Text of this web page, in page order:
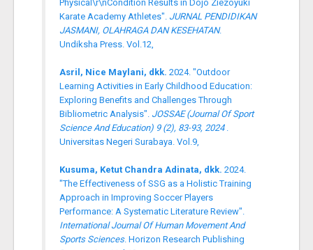
Physical\r\nCondition Results in Dojo Ziezoyuki
Karate Academy Athletes". JURNAL PENDIDIKAN
JASMANI, OLAHRAGA DAN KESEHATAN.
Undiksha Press. Vol.12,
Asril, Nice Maylani, dkk. 2024. "Outdoor
Learning Activities in Early Childhood Education:
Exploring Benefits and Challenges Through
Bibliometric Analysis". JOSSAE (Journal Of Sport
Science And Education) 9 (2), 83-93, 2024 .
Universitas Negeri Surabaya. Vol.9,
Kusuma, Ketut Chandra Adinata, dkk. 2024.
"The Effectiveness of SSG as a Holistic Training
Approach in Improving Soccer Players
Performance: A Systematic Literature Review".
International Journal Of Human Movement And
Sports Sciences. Horizon Research Publishing